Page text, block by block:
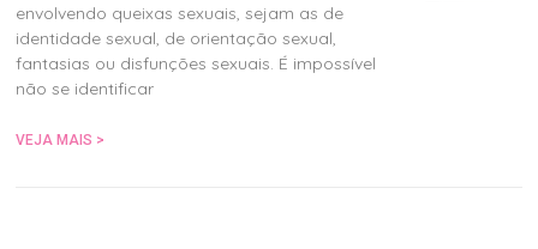
envolvendo queixas sexuais, sejam as de
identidade sexual, de orientação sexual,
fantasias ou disfunções sexuais. É impossível
não se identificar
VEJA MAIS >